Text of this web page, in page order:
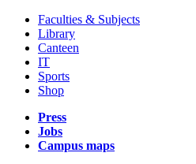
Faculties & Subjects
Library
Canteen
IT
Sports
Shop
Press
Jobs
Campus maps